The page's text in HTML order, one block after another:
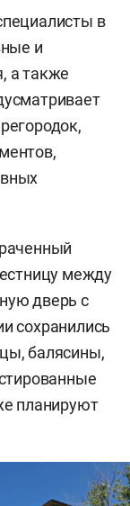
в
и
а также
между
дверь с
сохранились
балясины,
планируют